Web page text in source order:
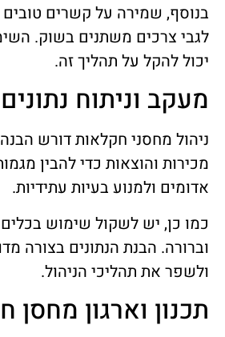
בנוסף, שמירה על קשרים
לגבי צרכים משתנים בשוק.
יכול להקל על תהליך זה.
מעקב וניתוח נתונים
ניהול מחסני חקלאות דורש
מכירות והוצאות כדי להבין
אדומים ולמנוע בעיות עתידיות.
כמו כן, יש לשקול שימוש בכלים
וברורה. הבנת הנתונים בצורה
ולשפר את תהליכי הניהול.
תכנון וארגון מחסן